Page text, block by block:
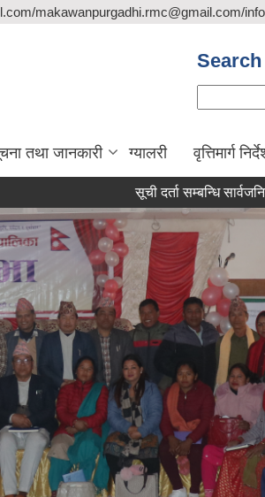
makawanpurgadhi.rmc@gmail.com/
तथा जानकारी ग्यालरी वृत्तिमार्ग
सूची दर्ता सम्बन्धि सार्वजनिक सूचना